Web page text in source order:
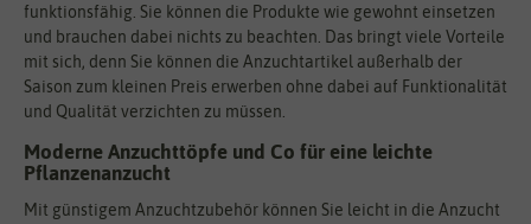
funktionsfähig. Sie können die Produkte wie gewohnt einsetzen
und brauchen dabei nichts zu beachten. Das bringt viele Vorteile
mit sich, denn Sie können die Anzuchtartikel außerhalb der
Saison zum kleinen Preis erwerben ohne dabei auf Funktionalität
und Qualität verzichten zu müssen.
Moderne Anzuchttöpfe und Co für eine leichte
Pflanzenanzucht
Mit günstigem Anzuchtzubehör können Sie leicht in die Anzucht